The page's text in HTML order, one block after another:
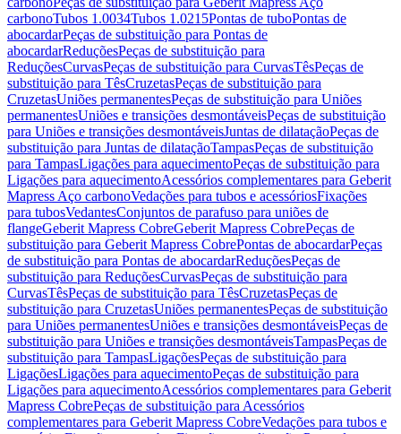
carbonoTubos 1.0034Tubos 1.0215Pontas de tuboPontas de
abocardarPeças de substituição para Pontas de
abocardarReduçõesPeças de substituição para
ReduçõesCurvasPeças de substituição para CurvasTêsPeças de
substituição para TêsCruzetasPeças de substituição para
CruzetasUniões permanentesPeças de substituição para Uniões
permanentesUniões e transições desmontáveisPeças de substituição
para Uniões e transições desmontáveisJuntas de dilataçãoPeças de
substituição para Juntas de dilataçãoTampasPeças de substituição
para TampasLigações para aquecimentoPeças de substituição para
Ligações para aquecimentoAcessórios complementares para Geberit
Mapress Aço carbonoVedações para tubos e acessóriosFixações
para tubosVedantesConjuntos de parafuso para uniões de
flangeGeberit Mapress CobreGeberit Mapress CobrePeças de
substituição para Geberit Mapress CobrePontas de abocardarPeças
de substituição para Pontas de abocardarReduçõesPeças de
substituição para ReduçõesCurvasPeças de substituição para
CurvasTêsPeças de substituição para TêsCruzetasPeças de
substituição para CruzetasUniões permanentesPeças de substituição
para Uniões permanentesUniões e transições desmontáveisPeças de
substituição para Uniões e transições desmontáveisTampasPeças de
substituição para TampasLigaçõesPeças de substituição para
LigaçõesLigações para aquecimentoPeças de substituição para
Ligações para aquecimentoAcessórios complementares para Geberit
Mapress CobrePeças de substituição para Acessórios
complementares para Geberit Mapress CobreVedações para tubos e